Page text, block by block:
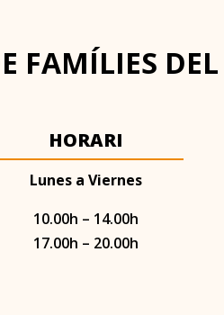
FAMÍLIES
HORARI
Lunes a Viernes
10.00h – 14.00h
17.00h – 20.00h